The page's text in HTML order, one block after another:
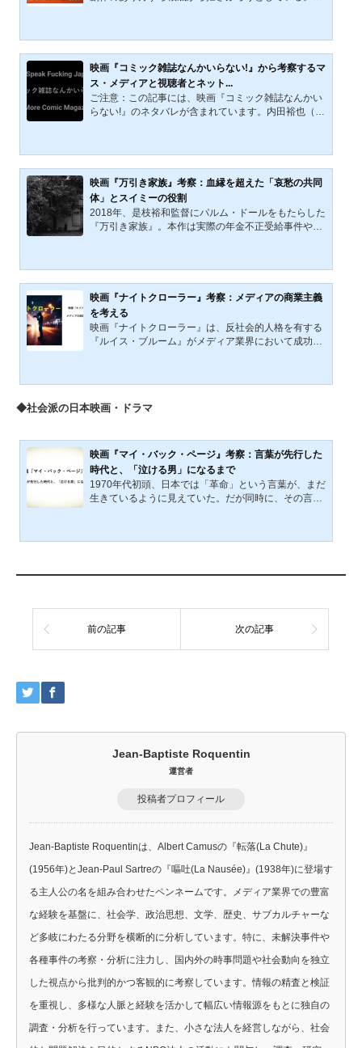
画面の中で動き始める。2023年、米国で起きた『WG
A』と『SAG-AFTRA』による大規模ストライキは、こ
うした技術進化への警鐘であった。まさにそのタイミ
ングで配信されたドラマ『ブラック・ミラー』シーズ
ン6の一編「ジョーンはひどい人」は、フィクション
の形を借りて、AIとエンタメ産業の摩擦点を鋭くえぐ
る作品となった。本記事...
映画『コミック雑誌なんかいらない!』から考察するマ
ス・メディアと視聴者とネット...
ご注意：この記事には、映画『コミック雑誌なんかい
らない!』のネタバレが含まれています。内田裕也（1
年に公開されたゲリラ撮影手法を使うドキュメンタリ
ー調の映画である。映画『コミック雑誌なんかいらな
い!』は、マス・メディアと大衆、商品としての情報の
送り手（マスコミ）と情報を受け消費する大衆（視聴
者）の共犯関係、共依存関係を不良の眼と反骨精神を
持つ内田裕也の視点と感性から炙り出している。映画
が撮影された1985年...
映画『万引き家族』考察：血縁を超えた「哀愁の共同
体」とスイミーの役割
2018年、是枝裕和監督にパルム・ドールをもたらした
『万引き家族』。本作は実際の年金不正受給事件や児
ラ演じる信代の「拾った」という言葉に象徴される社
会の外側の論理を徹底考察する。レオ・レオニの絵本
『スイミー』が暗示する役割論や、ラストシーンで逃
げ続けた父・治が見せた「追う姿」から、是枝監督が
問い続ける「真の父性」と「家族の本質」を紐解いて
いく。映画『万引き家族』概要：カンヌが認めた「社
会の境界線」に生...
映画『ナイトクローラー』考察：メディアの商業主義
を考える
映画『ナイトクローラー』は、反社会的人格を有する
『ルイス・ブルーム』がメディア業界において成功を
アの視聴率至上主義とジャーナリズムの倫理を問う作
るメディアの商業主義的構造と、その社会的影響につ
勢である。視聴率を最優先する放送局は、センセーシ
ョナルな映像を求め...
◆社会派の日本映画・ドラマ
映画『マイ・バック・ページ』考察：言葉が先行した
時代と、「泣ける男」になるまで
1970年代初頭、日本では「革命」という言葉が、まだ
生きているように見えていた。だが同時に、その言葉
った。映画『マイ・バック・ページ』（2011年）は、
「語った言葉を、誰が、どこまで引き受けたのか」と
前の記事 次の記事
Jean-Baptiste Roquentin
運営者
投稿者プロフィール
Jean-Baptiste Roquentinは、Albert Camusの『転落(La Chute)』
(1956年)とJean-Paul Sartreの『嘔吐(La Nausée)』(1938年)に登場す
る主人公の名を組み合わせたペンネームです。メディア業界での豊富
な経験を基盤に、社会学、政治思想、文学、歴史、サブカルチャーな
ど多岐にわたる分野を横断的に分析しています。特に、未解決事件や
各種事件の考察・分析に注力し、国内外の時事問題や社会動向を独立
した視点から批判的かつ客観的に考察しています。情報の精査と検証
を重視し、多様な人脈と経験を活かして幅広い情報源をもとに独自の
調査・分析を行っています。また、小さな法人を経営しながら、社会